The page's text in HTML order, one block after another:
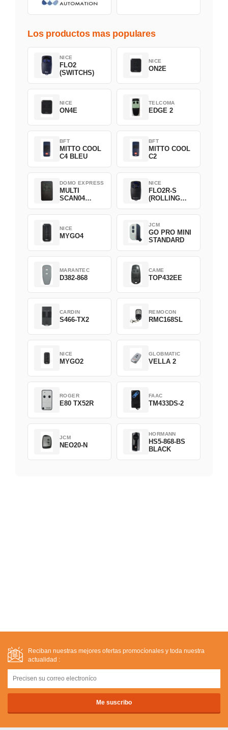
Los productos mas populares
NICE
FLO2
(SWITCHS)
NICE
ON2E
NICE
ON4E
TELCOMA
EDGE 2
BFT
MITTO COOL
C4 BLEU
BFT
MITTO COOL
C2
DOMO EXPRESS
MULTI
SCAN04
NICE
FLO2R-S
(ROLLING
NICE
MYGO4
JCM
GO PRO MINI
STANDARD
MARANTEC
D382-868
CAME
TOP432EE
CARDIN
S466-TX2
REMOCON
RMC168SL
NICE
MYGO2
GLOBMATIC
VELLA 2
ROGER
E80 TX52R
FAAC
TM433DS-2
JCM
NEO20-N
HORMANN
HS5-868-BS
BLACK
Reciban nuestras mejores ofertas promocíonales y toda nuestra
actualidad :